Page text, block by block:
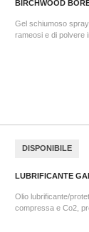
BIRCHWOOD
Gel schiumoso
rameosi e di polvere
DISPONIBILE
LUBRIFICANTE
Olio lubrificante/
compressa e Co2,